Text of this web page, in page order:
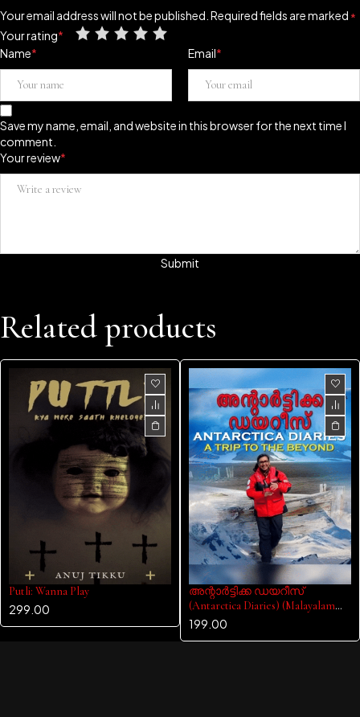
Your email address will not be published. Required fields are marked *
Your rating*
Your review*
Name* Email*
Save my name, email, and website in this browser for the next time I
comment.
Related products
Putli: Wanna Play
299.00
അന്റാർട്ടിക്ക ഡയറീസ്
(Antarctica Diaries) (Malayalam
Edition)
199.00